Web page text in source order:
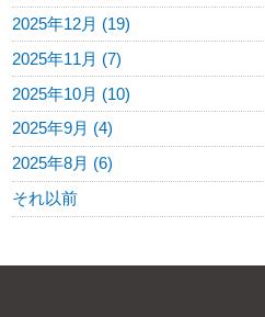
2025年12月 (19)
2025年11月 (7)
2025年10月 (10)
2025年9月 (4)
2025年8月 (6)
それ以前